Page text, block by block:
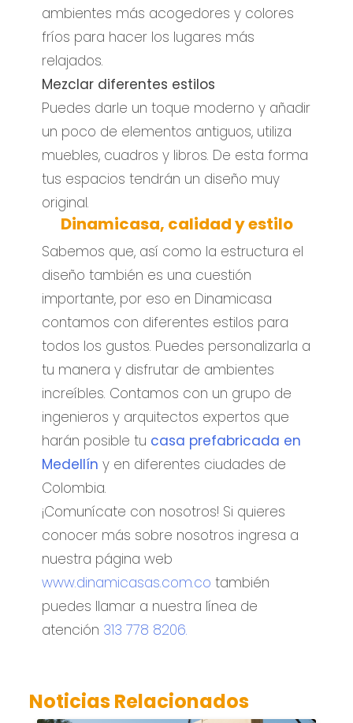
ambientes más acogedores y colores
fríos para hacer los lugares más
relajados.
Mezclar diferentes estilos
Puedes darle un toque moderno y añadir
un poco de elementos antiguos, utiliza
muebles, cuadros y libros. De esta forma
tus espacios tendrán un diseño muy
original.
Dinamicasa, calidad y estilo
Sabemos que, así como la estructura el
diseño también es una cuestión
importante, por eso en Dinamicasa
contamos con diferentes estilos para
todos los gustos. Puedes personalizarla a
tu manera y disfrutar de ambientes
increíbles. Contamos con un grupo de
ingenieros y arquitectos expertos que
harán posible tu casa prefabricada en
Medellín y en diferentes ciudades de
Colombia.
¡Comunícate con nosotros! Si quieres
conocer más sobre nosotros ingresa a
nuestra página web
www.dinamicasas.com.co también
puedes llamar a nuestra línea de
atención 313 778 8206.
Noticias Relacionados